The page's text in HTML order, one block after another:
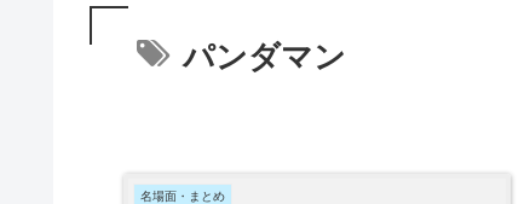
パンダマン
名場面・まとめ